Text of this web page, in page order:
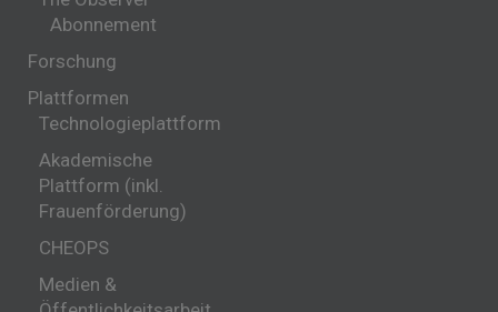
Abonnement
Forschung
Plattformen
Technologieplattform
Akademische
Plattform (inkl.
Frauenförderung)
CHEOPS
Medien &